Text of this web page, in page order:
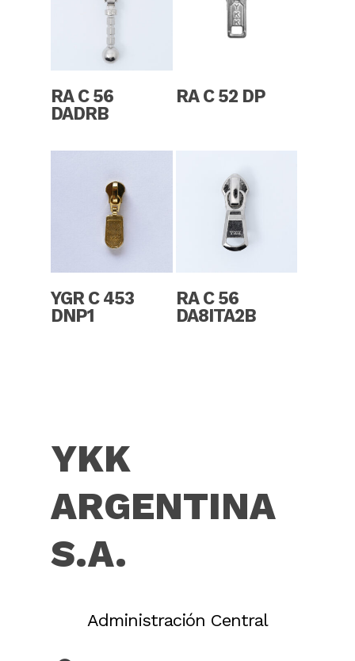
RA C 56
DADRB
RA C 52 DP
YGR C 453
DNP1
RA C 56
DA8ITA2B
YKK
ARGENTINA
S.A.
Administración Central